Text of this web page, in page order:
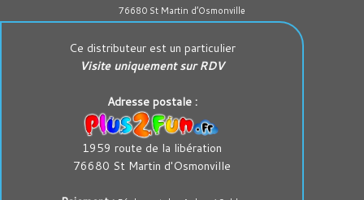
76680 St Martin d’Osmonville
Ce distributeur est un particulier
Visite uniquement sur RDV
Adresse postale :
1959 route de la libération
76680 St Martin d'Osmonville